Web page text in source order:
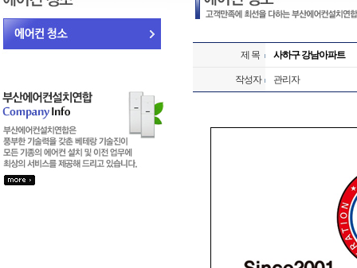
제 목 사하구 강남아파트
작성자 관리자